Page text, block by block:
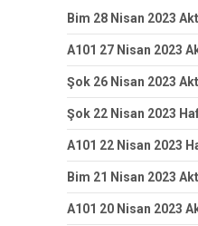
Bim 28 Nisan 2023
A101 27 Nisan 2023
Şok 26 Nisan 2023
Şok 22 Nisan 2023
A101 22 Nisan 2023
Bim 21 Nisan 2023
A101 20 Nisan 2023